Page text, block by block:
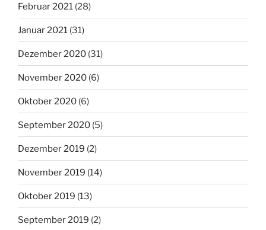
Februar 2021 (28)
Januar 2021 (31)
Dezember 2020 (31)
November 2020 (6)
Oktober 2020 (6)
September 2020 (5)
Dezember 2019 (2)
November 2019 (14)
Oktober 2019 (13)
September 2019 (2)